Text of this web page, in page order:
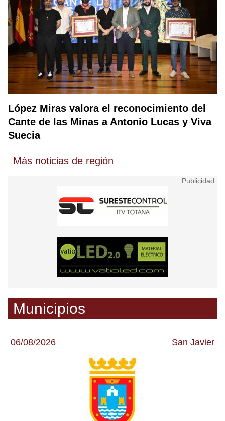
López Miras valora el reconocimiento del
Cante de las Minas a Antonio Lucas y Viva
Suecia
Más noticias de región
Municipios
06/08/2026 San Javier